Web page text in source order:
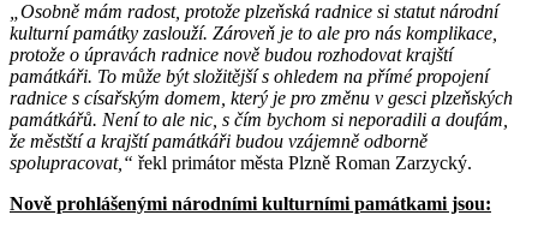
„Osobně mám radost, protože plzeňská radnice si statut národní
kulturní památky zaslouží. Zároveň je to ale pro nás komplikace,
protože o úpravách radnice nově budou rozhodovat krajští
památkáři. To může být složitější s ohledem na přímé propojení
radnice s císařským domem, který je pro změnu v gesci plzeňských
památkářů. Není to ale nic, s čím bychom si neporadili a doufám,
že městští a krajští památkáři budou vzájemně odborně
spolupracovat,“ řekl primátor města Plzně Roman Zarzycký.
Nově prohlášenými národními kulturními památkami jsou: